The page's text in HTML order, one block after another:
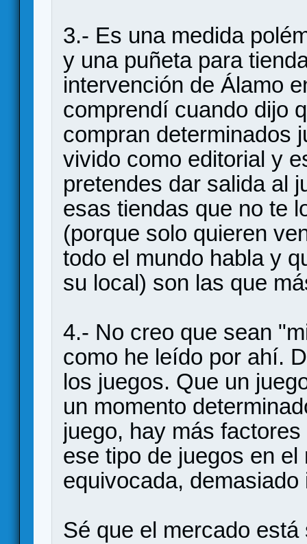
3.- Es una medida
y una puñeta para
intervención de Álamo
comprendí cuando dijo
compran determinados
vivido como editorial y
pretendes dar salida al
esas tiendas que no te
(porque solo quieren
todo el mundo habla y
su local) son las que
4.- No creo que sean
como he leído por ahí.
los juegos. Que un
un momento
juego, hay más
ese tipo de juegos en
equivocada,
Sé que el mercado